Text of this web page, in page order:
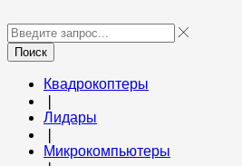
Поиск
Квадрокоптеры
Лидары
Микрокомпьютеры